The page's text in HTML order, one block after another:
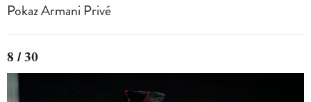
Pokaz Armani Privé
8 / 30